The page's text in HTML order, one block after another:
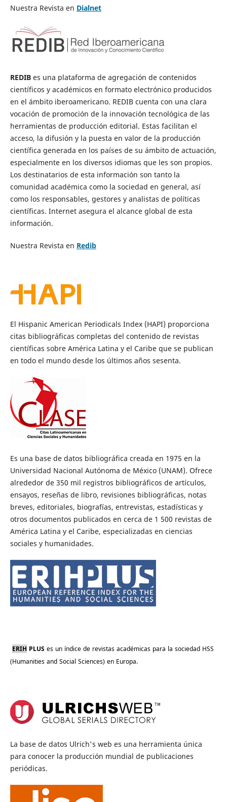
Nuestra Revista en Dialnet
REDIBes una plataforma de agregación de contenidos
científicos y académicos en formato electrónico producidos
en el ámbito iberoamericano. REDIB cuenta con una clara
vocación de promoción de la innovación tecnológica de las
herramientas de producción editorial. Estas facilitan el
acceso, la difusión y la puesta en valor de la producción
científica generada en los países de su ámbito de actuación,
especialmente en los diversos idiomas que les son propios.
Los destinatarios de esta información son tanto la
comunidad académica como la sociedad en general, así
como los responsables, gestores y analistas de políticas
científicas. Internet asegura el alcance global de esta
información.
Nuestra Revista en Redib
El Hispanic American Periodicals Index (HAPI) proporciona
citas bibliográficas completas del contenido de revistas
científicas sobre América Latina y el Caribe que se publican
en todo el mundo desde los últimos años sesenta.
Es una base de datos bibliográfica creada en 1975 en la
Universidad Nacional Autónoma de México (UNAM). Ofrece
alrededor de 350 mil registros bibliográficos de artículos,
ensayos, reseñas de libro, revisiones bibliográficas, notas
breves, editoriales, biografías, entrevistas, estadísticas y
otros documentos publicados en cerca de 1 500 revistas de
América Latina y el Caribe, especializadas en ciencias
sociales y humanidades.
ERIH PLUS es un índice de revistas académicas para la sociedad HSS
(Humanities and Social Sciences) en Europa.
La base de datos Ulrich's web es una herramienta única
para conocer la producción mundial de publicaciones
periódicas.